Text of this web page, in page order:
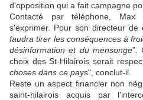
d'opposition qui a fait campagne
Contacté par téléphone,
s'exprimer. Pour son directeur de
faudra tirer les conséquences à
désinformation et du mensonge".
choix des St-Hilairois serait
choses dans ce pays", conclut-il.
Reste un aspect financier non
saint-hilairois acquis par